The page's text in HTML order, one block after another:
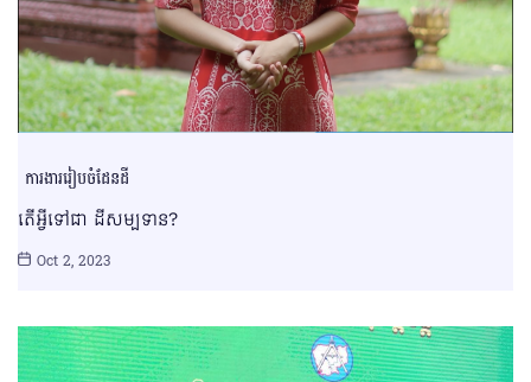
ការងាររៀបចំដែនដី
តើអ្វីទៅជា ដីសម្បទាន?
Oct 2, 2023